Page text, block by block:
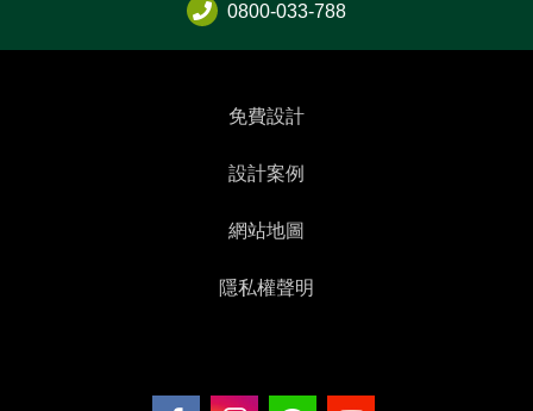
0800-033-788
免費設計
設計案例
網站地圖
隱私權聲明